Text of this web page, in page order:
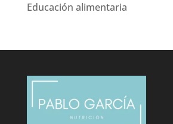
Educación alimentaria